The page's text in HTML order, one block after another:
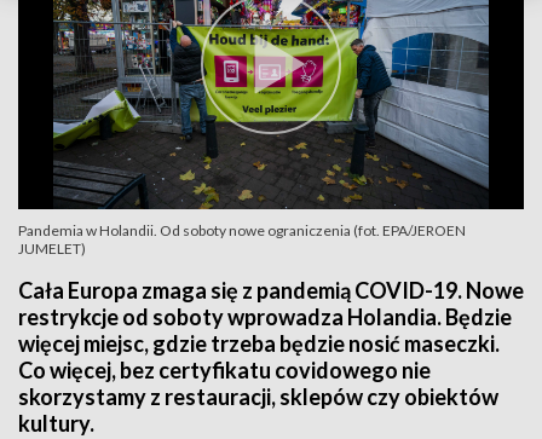
Pandemia w Holandii. Od soboty nowe ograniczenia (fot. EPA/JEROEN
JUMELET)
Cała Europa zmaga się z pandemią COVID-19. Nowe
restrykcje od soboty wprowadza Holandia. Będzie
więcej miejsc, gdzie trzeba będzie nosić maseczki.
Co więcej, bez certyfikatu covidowego nie
skorzystamy z restauracji, sklepów czy obiektów
kultury.